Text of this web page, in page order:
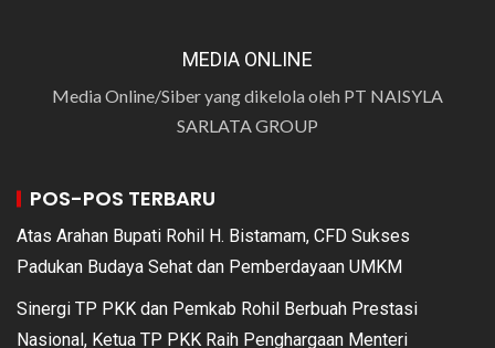
MEDIA ONLINE
Media Online/Siber yang dikelola oleh PT NAISYLA
SARLATA GROUP
POS-POS TERBARU
Atas Arahan Bupati Rohil H. Bistamam, CFD Sukses
Padukan Budaya Sehat dan Pemberdayaan UMKM
Sinergi TP PKK dan Pemkab Rohil Berbuah Prestasi
Nasional, Ketua TP PKK Raih Penghargaan Menteri